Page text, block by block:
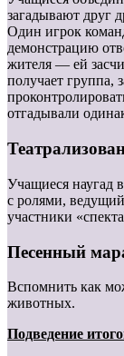
загадывают друг
Один игрок
демонстрацию
жителя — ей
получает группа,
отгадывали
Учащиеся наугад
с ролями,
участники
Песенный
Вспомнить как
животных.
Подведение